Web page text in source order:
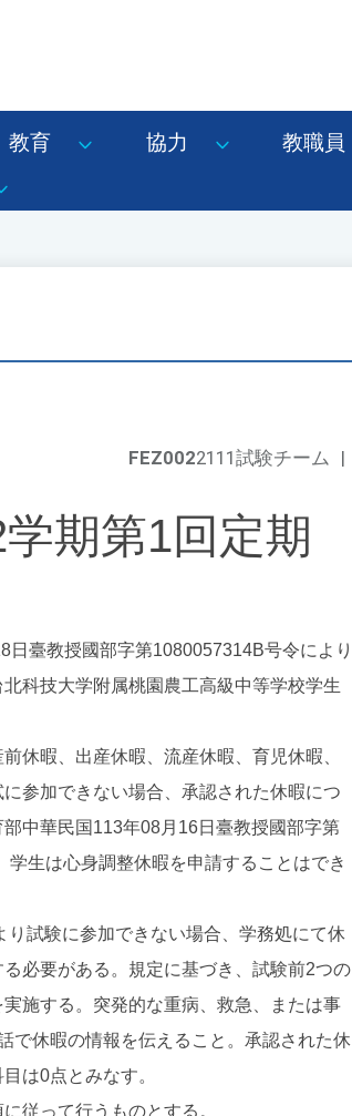
教育 協力 教職員
FEZ0022111試験チーム |
期第1回定期
臺教授國部字第1080057314B号令により
科技大学附属桃園農工高級中等学校学生
休暇、出産休暇、流産休暇、育児休暇、
参加できない場合、承認された休暇につ
中華民国113年08月16日臺教授國部字第
生は心身調整休暇を申請することはでき
試験に参加できない場合、学務処にて休
必要がある。規定に基づき、試験前2つの
施する。突発的な重病、救急、または事
で休暇の情報を伝えること。承認された休
は0点とみなす。
従って行うものとする。